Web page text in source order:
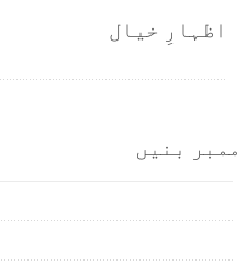
اظہارِ خیال
ممبر بنیں